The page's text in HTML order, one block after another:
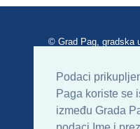
Podaci
Paga koriste se
između Grada
© Grad Pag, gradska
Uvjeti korištenja